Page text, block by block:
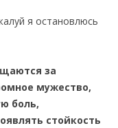
я остановлюсь
за
мужество,
боль,
стойкость